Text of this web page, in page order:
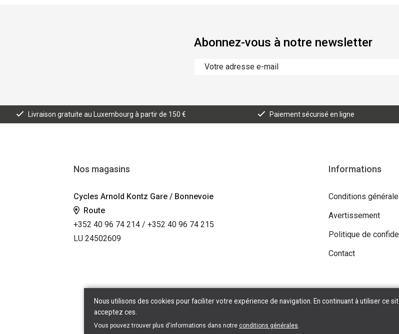
Abonnez-vous à notre newsletter
Livraison gratuite au Luxembourg à partir de 150 € Paiement sécurisé en ligne
Nos magasins
Cycles Arnold Kontz Gare / Bonnevoie
Route
+352 40 96 74 214 / +352 40 96 74 215
LU 24502609
Informations
Conditions
Avertissement
Politique de
Contact
Copyright © 2026 Tilroy. All Rights Reserved |
Nous utilisons des cookies pour faciliter votre expérience de navigation. En continuant à utiliser ce
acceptez ces.
Vous pouvez trouver plus d'informations dans notre conditions générales.